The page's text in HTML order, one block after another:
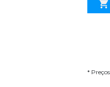
*